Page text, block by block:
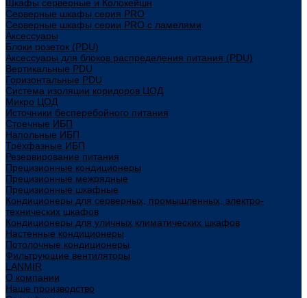
Шкафы серверные и Колокейшн
Серверные шкафы серия PRO
Серверные шкафы серии PRO с ламелями
Аксессуары
Блоки розеток (PDU)
Аксессуары для блоков распределения питания (PDU)
Вертикальные PDU
Горизонтальные PDU
Система изоляции коридоров ЦОД
Микро ЦОД
Источники бесперебойного питания
Стоечные ИБП
Напольные ИБП
Трёхфазные ИБП
Резервирование питания
Прецизионные кондиционеры
Прецизионные межрядные
Прецизионные шкафные
Кондиционеры для серверных, промышленных, электро-
технических шкафов
Кондиционеры для уличных климатических шкафов
Настенные кондиционеры
Потолочные кондиционеры
Фильтрующие вентиляторы
LANMIR
О компании
Наше производство